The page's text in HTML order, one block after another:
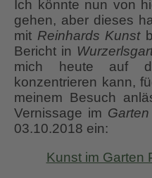
Ich könnte nun von
gehen, aber dieses
mit Reinhards Kunst
Bericht in
mich heute auf
konzentrieren kann,
meinem Besuch
Vernissage im
03.10.2018 ein:
Kunst im Garten